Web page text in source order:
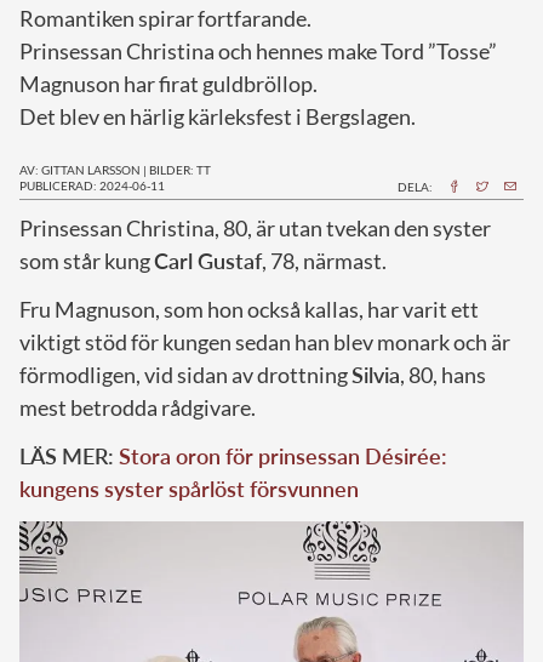
Romantiken spirar fortfarande.
Prinsessan Christina och hennes make Tord ”Tosse”
Magnuson har firat guldbröllop.
Det blev en härlig kärleksfest i Bergslagen.
AV: GITTAN LARSSON | BILDER: TT
PUBLICERAD: 2024-06-11
DELA:
Prinsessan Christina, 80, är utan tvekan den syster
som står kungCarl Gustaf, 78, närmast.
Fru Magnuson, som hon också kallas, har varit ett
viktigt stöd för kungen sedan han blev monark och är
förmodligen, vid sidan av drottningSilvia, 80, hans
mest betrodda rådgivare.
LÄS MER: Stora oron för prinsessan Désirée:
kungens syster spårlöst försvunnen